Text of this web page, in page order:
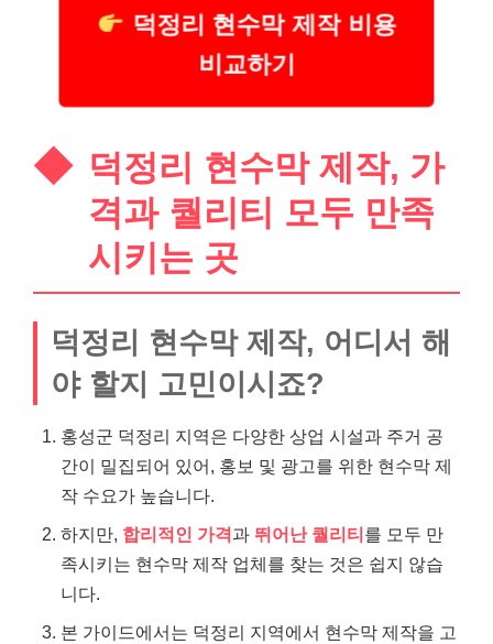
덕정리 현수막 제작 비용
비교하기
덕정리 현수막 제작, 가
격과 퀄리티 모두 만족
시키는 곳
덕정리 현수막 제작, 어디서 해
야 할지 고민이시죠?
홍성군 덕정리 지역은 다양한 상업 시설과 주거 공
간이 밀집되어 있어, 홍보 및 광고를 위한 현수막 제
작 수요가 높습니다.
하지만, 합리적인 가격 과 뛰어난 퀄리티 를 모두 만
족시키는 현수막 제작 업체를 찾는 것은 쉽지 않습
니다.
본 가이드에서는 덕정리 지역에서 현수막 제작을 고